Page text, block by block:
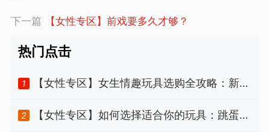
下一篇 【女性专区】前戏要多久才够？
热门点击
1
【女性专区】女生情趣玩具选购全攻略：新手
必读！！！
2
【女性专区】如何选择适合你的玩具：跳蛋